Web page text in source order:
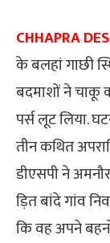
CHHAPRA
के बलहां गाछी
बदमाशों ने चाकू
पर्स लूट लिया.
तीन कथित
डीएसपी ने
ड़ित बांदे गांव
कि वह अपने